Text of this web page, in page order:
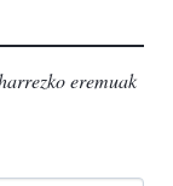
eremuak